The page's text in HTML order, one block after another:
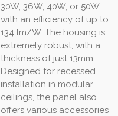
30W, 36W, 40W, or 50W,
with an efficiency of up to
134 lm/W. The housing is
extremely robust, with a
thickness of just 13mm.
Designed for recessed
installation in modular
ceilings, the panel also
offers various accessories